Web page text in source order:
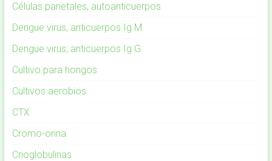
Células parietales, autoanticuerpos
Dengue virus, anticuerpos Ig M
Dengue virus, anticuerpos Ig G
Cultivo para hongos
Cultivos aerobios
CTX
Cromo-orina
Crioglobulinas